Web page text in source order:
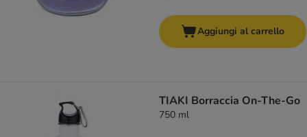
Aggiungi al carrello
TIAKI Borraccia On-The-Go
750 ml